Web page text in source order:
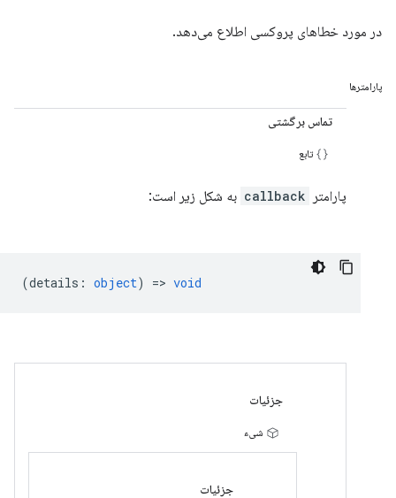
در مورد خطاهای پروکسی اطلاع می‌دهد.
پارامترها
تماس برگشتی
تابع
پارامتر callback به شکل زیر است:
(details : object) => void
جزئیات
شیء
جزئیات